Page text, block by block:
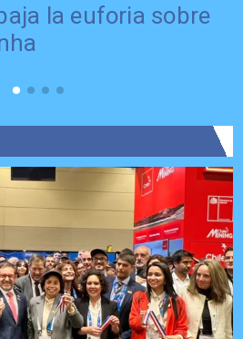
la euforia sobre